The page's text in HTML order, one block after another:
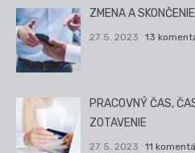
ZMENA A
27. 5. 2023 13
PRACOVNÝ ČAS,
ZOTAVENIE
27. 5. 2023 11